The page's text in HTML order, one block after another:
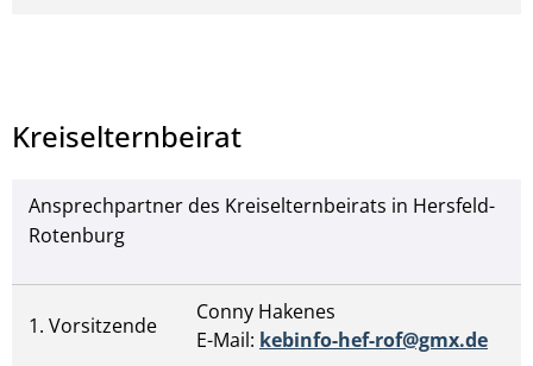
Kreiselternbeirat
Ansprechpartner des Kreiselternbeirats in Hersfeld-
Rotenburg
1. Vorsitzende
Conny Hakenes
E-Mail: kebinfo-hef-rof@gmx.de